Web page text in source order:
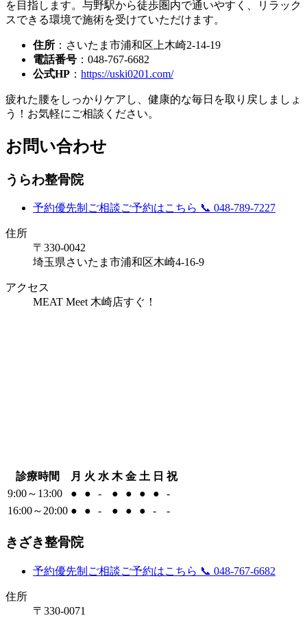
を目指します。与野駅から徒歩圏内で通いやすく、リラック
スできる環境で施術を受けていただけます。
住所 ：さいたま市浦和区上木崎2-14-19
電話番号 ：048‐767-6682
公式HP ： https://uski0201.com/
疲れた腰をしっかりケアし、健康的な毎日を取り戻しましょ
う！お気軽にご相談ください。
お問い合わせ
うらわ整骨院
予約優先制 ご相談ご予約はこちら 📞 048-789-7227
住所
〒330-0042
埼玉県さいたま市浦和区木崎4-16-9
アクセス
MEAT Meet 木崎店すぐ！
診療時間 月 火 水 木 金 土 日 祝
9:00～13:00
● ● - ● ● ● ●
-
16:00～20:00 ● ● - ● ● ● - -
きざき整骨院
予約優先制 ご相談ご予約はこちら 📞 048-767-6682
住所
〒330-0071